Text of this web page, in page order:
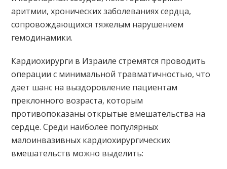
аритмии, хронических заболеваниях сердца,
сопровождающихся тяжелым нарушением
гемодинамики.
Кардиохирурги в Израиле стремятся проводить
операции с минимальной травматичностью, что
дает шанс на выздоровление пациентам
преклонного возраста, которым
противопоказаны открытые вмешательства на
сердце. Среди наиболее популярных
малоинвазивных кардиохирургических
вмешательств можно выделить: